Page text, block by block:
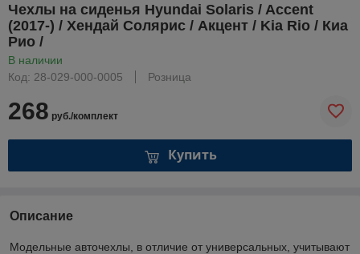
Чехлы на сиденья Hyundai Solaris / Accent
(2017-) / Хендай Солярис / Акцент / Kia Rio / Киа
Рио /
В наличии
Код: 28-029-000-0005
Розница
268 руб./комплект
Купить
Описание
Модельные авточехлы, в отличие от универсальных, учитывают